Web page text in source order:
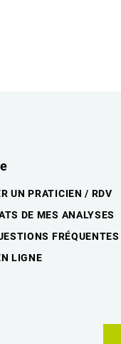
UN PRATICIEN / RDV
DE MES ANALYSES
FRÉQUENTES
LIGNE